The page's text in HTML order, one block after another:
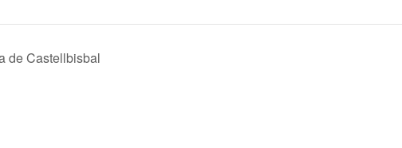
de Castellbisbal